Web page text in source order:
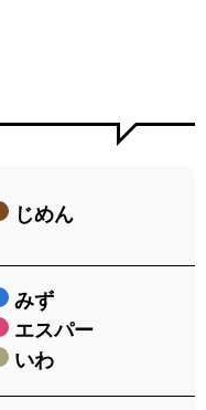
じめん
みず
エスパー
いわ